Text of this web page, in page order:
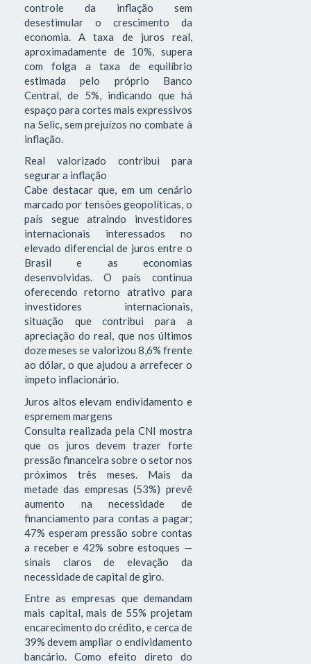
controle da inflação sem
desestimular o crescimento da
economia. A taxa de juros real,
aproximadamente de 10%, supera
com folga a taxa de equilíbrio
estimada pelo próprio Banco
Central, de 5%, indicando que há
espaço para cortes mais expressivos
na Selic, sem prejuízos no combate à
inflação.
Real valorizado contribui para
segurar a inflação
Cabe destacar que, em um cenário
marcado por tensões geopolíticas, o
país segue atraindo investidores
internacionais interessados no
elevado diferencial de juros entre o
Brasil e as economias
desenvolvidas. O país continua
oferecendo retorno atrativo para
investidores internacionais,
situação que contribui para a
apreciação do real, que nos últimos
doze meses se valorizou 8,6% frente
ao dólar, o que ajudou a arrefecer o
ímpeto inflacionário.
Juros altos elevam endividamento e
espremem margens
Consulta realizada pela CNI mostra
que os juros devem trazer forte
pressão financeira sobre o setor nos
próximos três meses. Mais da
metade das empresas (53%) prevê
aumento na necessidade de
financiamento para contas a pagar;
47% esperam pressão sobre contas
a receber e 42% sobre estoques —
sinais claros de elevação da
necessidade de capital de giro.
Entre as empresas que demandam
mais capital, mais de 55% projetam
encarecimento do crédito, e cerca de
39% devem ampliar o endividamento
bancário. Como efeito direto do